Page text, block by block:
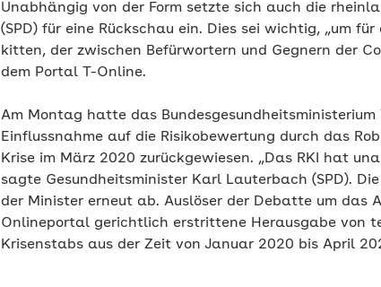
Unabhängig von der Form setzte sich auch die
(SPD) für eine Rückschau ein. Dies sei wichtig, „um
kitten, der zwischen Befürwortern und Gegnern der
dem Portal T-Online.
Am Montag hatte das
Einflussnahme auf die Risikobewertung durch das
Krise im März 2020 zurückgewiesen. „Das RKI hat
sagte Gesundheitsminister Karl Lauterbach (SPD).
der Minister erneut ab. Auslöser der Debatte um das
Onlineportal gerichtlich erstrittene Herausgabe von
Krisenstabs aus der Zeit von Januar 2020 bis April